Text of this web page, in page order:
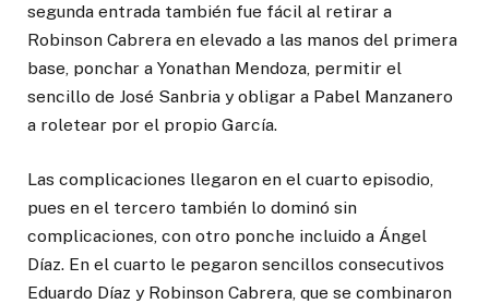
segunda entrada también fue fácil al retirar a
Robinson Cabrera en elevado a las manos del primera
base, ponchar a Yonathan Mendoza, permitir el
sencillo de José Sanbria y obligar a Pabel Manzanero
a roletear por el propio García.
Las complicaciones llegaron en el cuarto episodio,
pues en el tercero también lo dominó sin
complicaciones, con otro ponche incluido a Ángel
Díaz. En el cuarto le pegaron sencillos consecutivos
Eduardo Díaz y Robinson Cabrera, que se combinaron